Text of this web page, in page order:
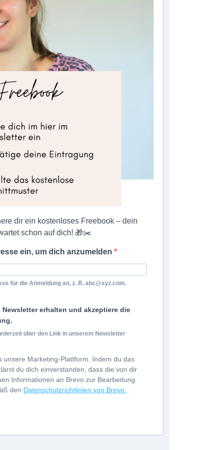
dir ein kostenloses Freebook – dein
schon auf dich! 🎁✂️
ein, um dich anzumelden
für die Anmeldung an, z. B. abc@xyz.com.
erhalten und akzeptiere die
über den Link in unserem Newsletter
unsere Marketing-Plattform. Indem du das
du dich einverstanden, dass die von dir
Informationen an Brevo zur Bearbeitung
den Datenschutzrichtlinien von Brevo.